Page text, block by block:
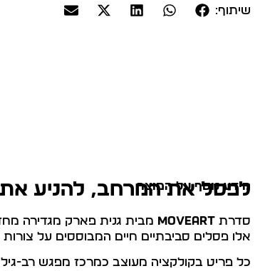
שיתוף:
מידע נוסף על המוצר
לפסל את המרחב, להניע
סדרת MOVEART מבית גנית פארק מגדירה
אלו פסלים סביבתיים חיים המבוססים על צורות
כל פריט בקולקציה מעוצב כמרכז מפגש רב-